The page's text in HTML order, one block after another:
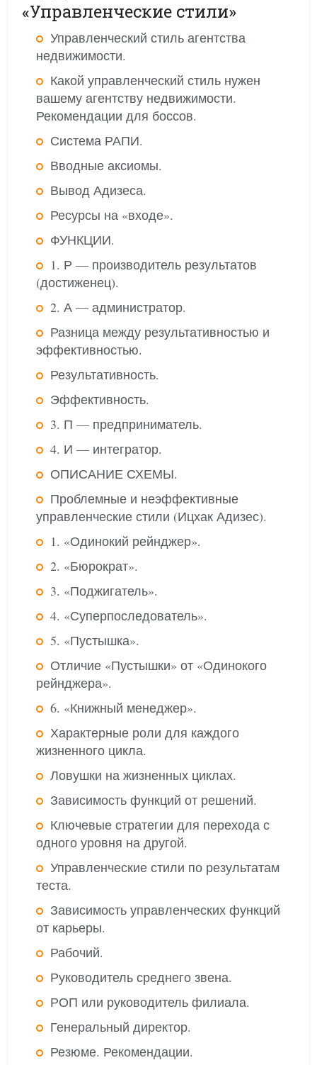
«Управленческие стили»
Управленческий стиль агентства
недвижимости.
Какой управленческий стиль нужен
вашему агентству недвижимости.
Рекомендации для боссов.
Система РАПИ.
Вводные аксиомы.
Вывод Адизеса.
Ресурсы на «входе».
ФУНКЦИИ.
1. Р — производитель результатов
(достиженец).
2. А — администратор.
Разница между результативностью и
эффективностью.
Результативность.
Эффективность.
3. П — предприниматель.
4. И — интегратор.
ОПИСАНИЕ СХЕМЫ.
Проблемные и неэффективные
управленческие стили (Ицхак Адизес).
1. «Одинокий рейнджер».
2. «Бюрократ».
3. «Поджигатель».
4. «Суперпоследователь».
5. «Пустышка».
Отличие «Пустышки» от «Одинокого
рейнджера».
6. «Книжный менеджер».
Характерные роли для каждого
жизненного цикла.
Ловушки на жизненных циклах.
Зависимость функций от решений.
Ключевые стратегии для перехода с
одного уровня на другой.
Управленческие стили по результатам
теста.
Зависимость управленческих функций
от карьеры.
Рабочий.
Руководитель среднего звена.
РОП или руководитель филиала.
Генеральный директор.
Резюме. Рекомендации.